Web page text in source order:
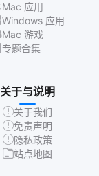
Mac 应用
Windows 应用
Mac 游戏
专题合集
关于与说明
关于我们
免责声明
隐私政策
站点地图